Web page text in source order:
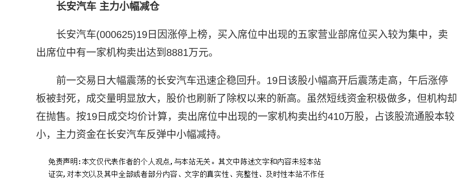
长安汽车 主力小幅减仓
长安汽车(000625)19日因涨停上榜，买入席位中出现的五家营业部席位买入较为集中，卖
出席位中有一家机构卖出达到8881万元。
前一交易日大幅震荡的长安汽车迅速企稳回升。19日该股小幅高开后震荡走高，午后涨停
板被封死，成交量明显放大，股价也刷新了除权以来的新高。虽然短线资金积极做多，但机构却
在抛售。按19日成交均价计算，卖出席位中出现的一家机构卖出约410万股，占该股流通股本较
小，主力资金在长安汽车反弹中小幅减持。